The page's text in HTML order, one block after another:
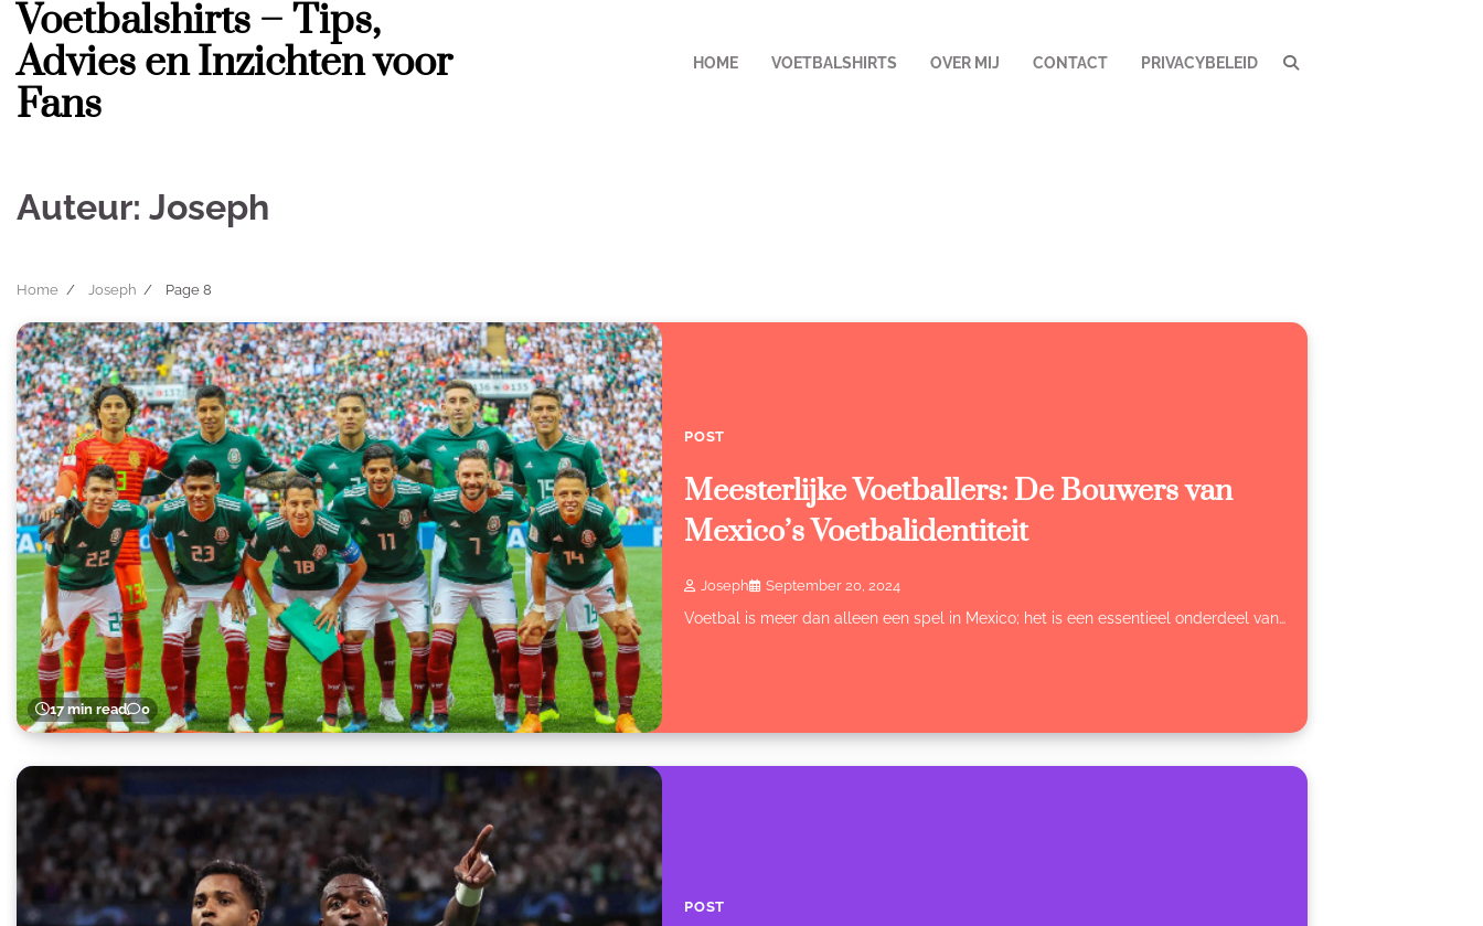
Skip
content
Voetbalshirts – Tips,
Advies en Inzichten voor
Fans
HOME VOETBALSHIRTS OVER MIJ CONTACT PRIVACYBELEID
Auteur: Joseph
Home Joseph Page 8
17 min read 0
POST
Meesterlijke Voetballers: De Bouwers van
Mexico’s Voetbalidentiteit
Joseph September 20, 2024
Voetbal is meer dan alleen een spel in Mexico; het is een essentieel onderdeel van…
POST